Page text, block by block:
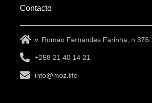
Contacto
v. Romao Fernandes Farinha, n 376
+258 21 40 14 21
info@moz.life